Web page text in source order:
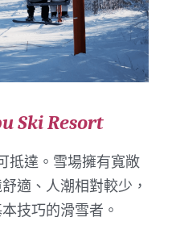
Ski Resort
抵達。雪場擁有寬敞
適、人潮相對較少，
技巧的滑雪者。